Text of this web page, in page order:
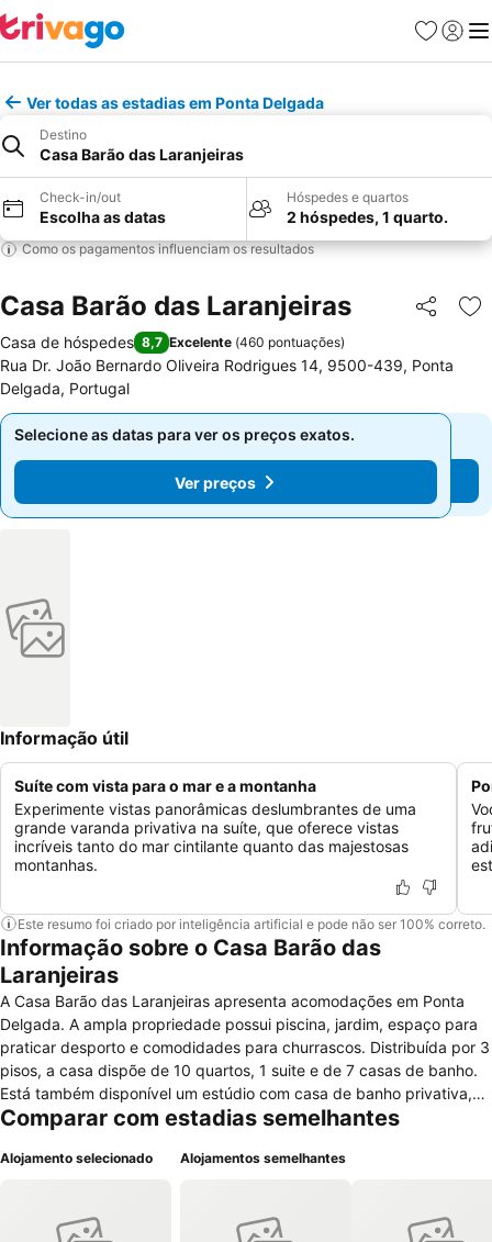
Favoritos
Iniciar
Ver todas as estadias em Ponta Delgada
Destino
Casa Barão das Laranjeiras
Check-in/out
Escolha as datas
Hóspedes e quartos
2 hóspedes, 1 quarto.
Como os pagamentos influenciam os resultados
Casa Barão das Laranjeiras Partilhar
Casa de hóspedes 8,7 Excelente (460 pontuações)
Rua Dr. João Bernardo Oliveira Rodrigues 14, 9500-439, Ponta
Delgada, Portugal
Selecione as datas para ver os preços exatos.
Ver preços
Selecione as datas para ver os preços exatos.
Ver preços
Informação útil
Suíte com vista para o mar e a montanha
Experimente vistas panorâmicas deslumbrantes de uma
grande varanda privativa na suíte, que oferece vistas
incríveis tanto do mar cintilante quanto das majestosas
montanhas.
Este resumo foi criado por inteligência artificial e pode não ser 100% correto.
Informação sobre o Casa Barão das
Laranjeiras
A Casa Barão das Laranjeiras apresenta acomodações em Ponta
Delgada. A ampla propriedade possui piscina, jardim, espaço para
praticar desporto e comodidades para churrascos. Distribuída por 3
pisos, a casa dispõe de 10 quartos, 1 suite e de 7 casas de banho.
Está também disponível um estúdio com casa de banho privativa,
cozinha, comodidades para churrascos e acesso à piscina. O
Portas da Cidade estão a 2,7 km da propriedade.
Comparar com estadias semelhantes
Alojamento selecionado Alojamentos semelhantes